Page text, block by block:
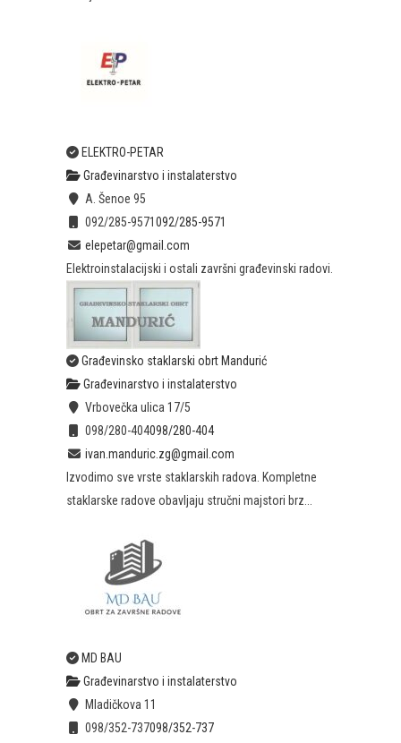
ELEKTRO-PETAR
Građevinarstvo i instalaterstvo
A. Šenoe 95
092/285-9571092/285-9571
elepetar@gmail.com
Elektroinstalacijski i ostali završni građevinski radovi.
Građevinsko staklarski obrt Mandurić
Građevinarstvo i instalaterstvo
Vrbovečka ulica 17/5
098/280-404098/280-404
ivan.manduric.zg@gmail.com
Izvodimo sve vrste staklarskih radova. Kompletne
staklarske radove obavljaju stručni majstori brz...
MD BAU
Građevinarstvo i instalaterstvo
Mladičkova 11
098/352-737098/352-737